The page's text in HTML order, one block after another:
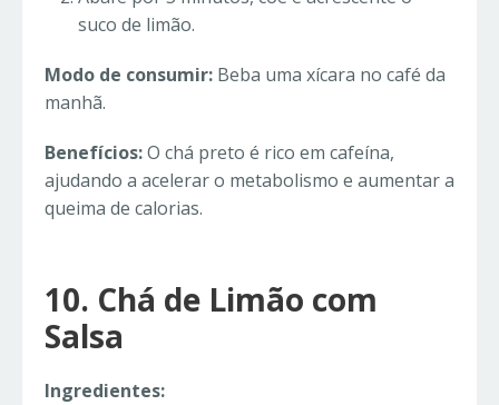
suco de limão.
Modo de consumir: Beba uma xícara no café da
manhã.
Benefícios:O chá preto é rico em cafeína,
ajudando a acelerar o metabolismo e aumentar a
queima de calorias.
10. Chá de Limão com
Salsa
Ingredientes: